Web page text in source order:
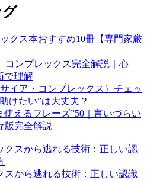
クス本おすすめ10冊【専門家厳
コンプレックス完全解説｜心
で理解
イア・コンプレックス）チェッ
けたい”は大丈夫？
使えるフレーズ”50｜言いづらい
版完全解説
スから逃れる技術：正しい認識